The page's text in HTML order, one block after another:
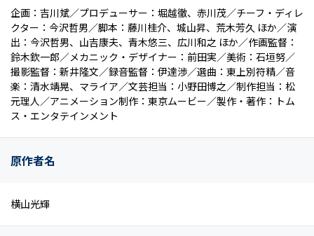
企画：吉川斌／プロデューサー：堀越徹、赤川茂／チーフ・ディレ
クター：今沢哲男／脚本：藤川桂介、城山昇、荒木芳久 ほか／演
出：今沢哲男、山吉康夫、青木悠三、広川和之 ほか／作画監督：
鈴木欽一郎／メカニック・デザイナー：前田実／美術：石垣努／
撮影監督：新井隆文／録音監督：伊達渉／選曲：東上別符精／音
楽：清水靖晃、マライア／文芸担当：小野田博之／制作担当：松
元理人／アニメーション制作：東京ムービー／製作・著作：トム
ス・エンタテインメント
原作者名
横山光輝